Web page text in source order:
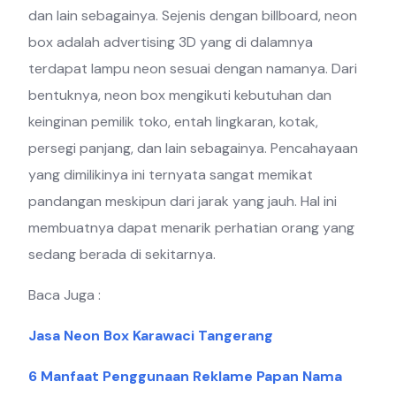
dan lain sebagainya. Sejenis dengan billboard, neon
box adalah advertising 3D yang di dalamnya
terdapat lampu neon sesuai dengan namanya. Dari
bentuknya, neon box mengikuti kebutuhan dan
keinginan pemilik toko, entah lingkaran, kotak,
persegi panjang, dan lain sebagainya. Pencahayaan
yang dimilikinya ini ternyata sangat memikat
pandangan meskipun dari jarak yang jauh. Hal ini
membuatnya dapat menarik perhatian orang yang
sedang berada di sekitarnya.
Baca Juga :
Jasa Neon Box Karawaci Tangerang
6 Manfaat Penggunaan Reklame Papan Nama